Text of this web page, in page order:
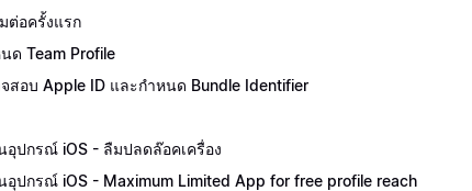
ต่อครั้งแรก
ด Team Profile
อบ Apple ID และกำหนด Bundle Identifier
ปกรณ์ iOS - ลืมปลดล๊อคเครื่อง
ปกรณ์ iOS - Maximum Limited App for free profile reach